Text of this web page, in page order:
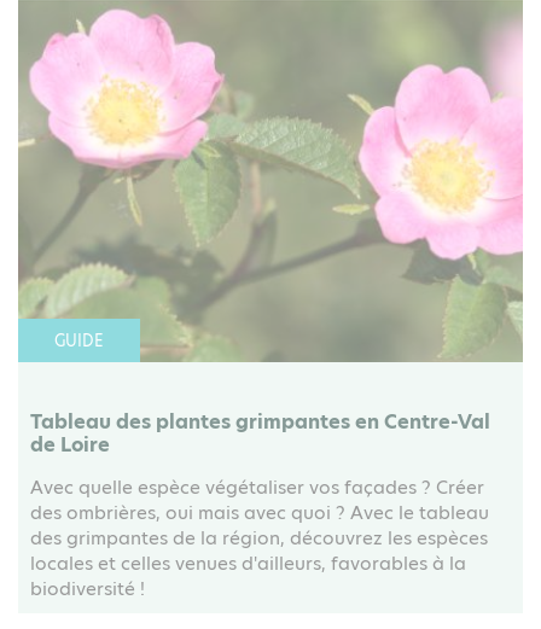
GUIDE
Tableau des plantes grimpantes en Centre-Val
de Loire
Avec quelle espèce végétaliser vos façades ? Créer
des ombrières, oui mais avec quoi ? Avec le tableau
des grimpantes de la région, découvrez les espèces
locales et celles venues d'ailleurs, favorables à la
biodiversité !